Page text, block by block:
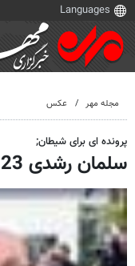
مجله مهر عکس
پرونده ای برای شیطان;
سلمان رشدی 23 سال در انتظار اعدام